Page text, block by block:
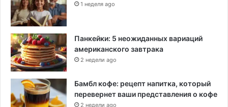
1 неделя ago
Панкейки: 5 неожиданных вариаций
американского завтрака
2 недели ago
Бамбл кофе: рецепт напитка, который
перевернет ваши представления о кофе
2 недели ago